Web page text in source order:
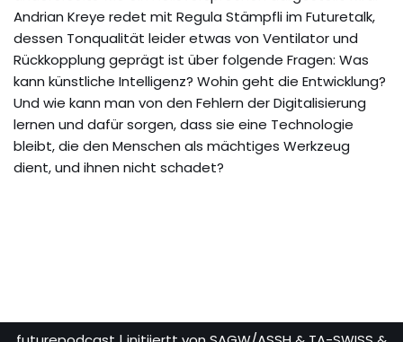
Andrian Kreye redet mit Regula Stämpfli im Futuretalk,
dessen Tonqualität leider etwas von Ventilator und
Rückkopplung geprägt ist über folgende Fragen: Was
kann künstliche Intelligenz? Wohin geht die Entwicklung?
Und wie kann man von den Fehlern der Digitalisierung
lernen und dafür sorgen, dass sie eine Technologie
bleibt, die den Menschen als mächtiges Werkzeug
dient, und ihnen nicht schadet?